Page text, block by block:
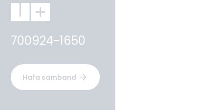
700924-1650
Hafa samband